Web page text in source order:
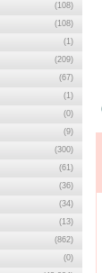
(108)
(108)
(1)
(209)
(67)
(1)
(0)
(9)
(300)
(61)
(36)
(34)
(13)
(862)
(0)